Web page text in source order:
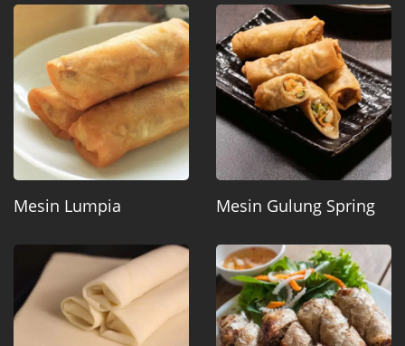
Mesin Lumpia Mesin Gulung Spring